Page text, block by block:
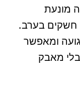
מונעת
חשקים בערב.
ומאפשר
בלי מאבק